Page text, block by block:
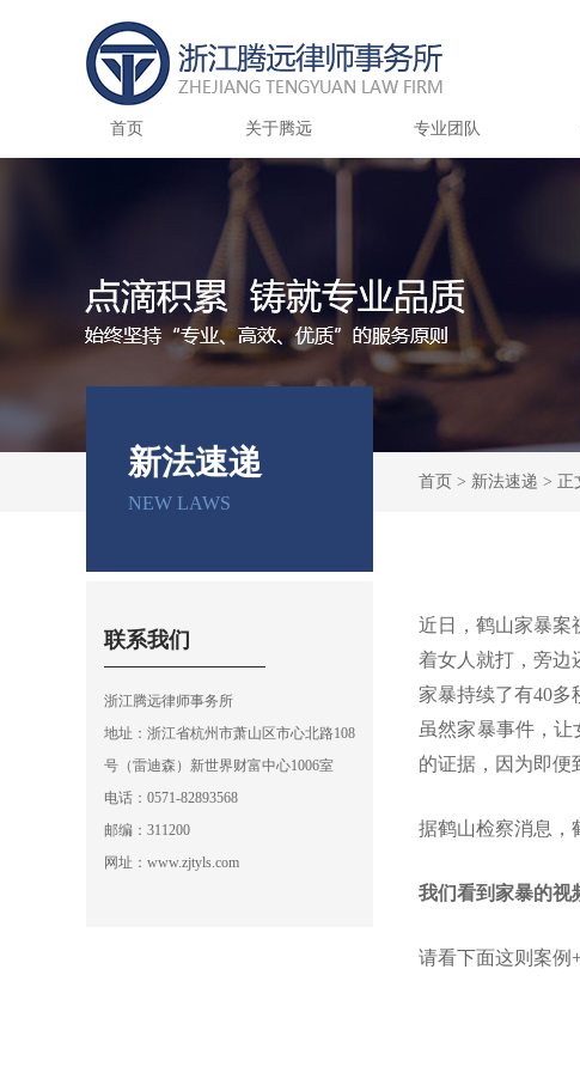
首页 关于腾远 专业团队
首页 > 新法速递 > 正
新法速递
NEW LAWS
联系我们
浙江腾远律师事务所
地址：浙江省杭州市萧山区市心北路108
号（雷迪森）新世界财富中心1006室
电话：0571-82893568
邮编： 311200
网址：www.zjtyls.com
近日，鹤山家暴案
着女人就打，旁边
家暴持续了有40多
虽然家暴事件，
的证据，因为即便
据鹤山检察消息，
我们看到家暴的视
请看下面这则案例